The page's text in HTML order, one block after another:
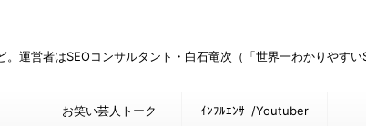
運営者はSEOコンサルタント・白石竜次（「世界一わかりやすい
お笑い芸人トーク ｲﾝﾌﾙｴﾝｻｰ/Youtuber